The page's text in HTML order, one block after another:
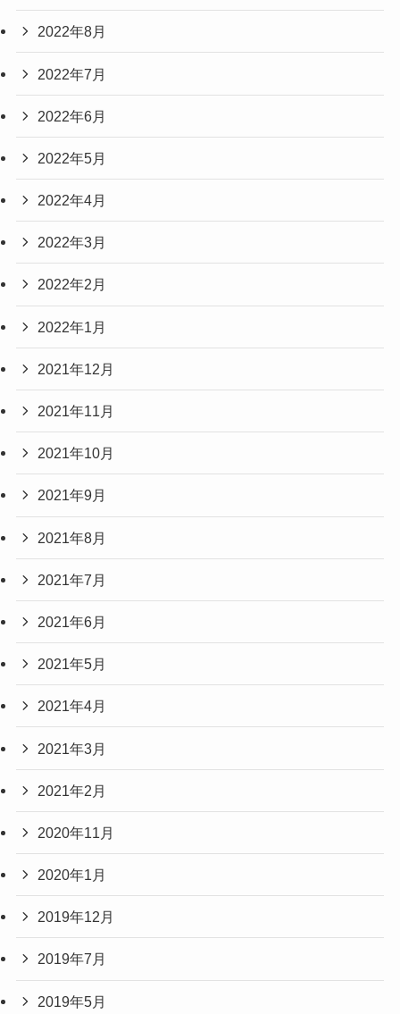
2022年8月
2022年7月
2022年6月
2022年5月
2022年4月
2022年3月
2022年2月
2022年1月
2021年12月
2021年11月
2021年10月
2021年9月
2021年8月
2021年7月
2021年6月
2021年5月
2021年4月
2021年3月
2021年2月
2020年11月
2020年1月
2019年12月
2019年7月
2019年5月